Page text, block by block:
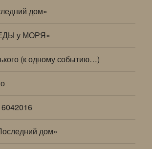
дом»
у МОРЯ»
(к одному событию…)
дом»